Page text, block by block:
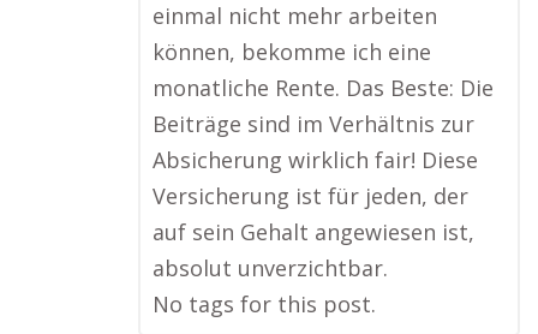
einmal nicht mehr arbeiten
können, bekomme ich eine
monatliche Rente. Das Beste: Die
Beiträge sind im Verhältnis zur
Absicherung wirklich fair! Diese
Versicherung ist für jeden, der
auf sein Gehalt angewiesen ist,
absolut unverzichtbar.
No tags for this post.